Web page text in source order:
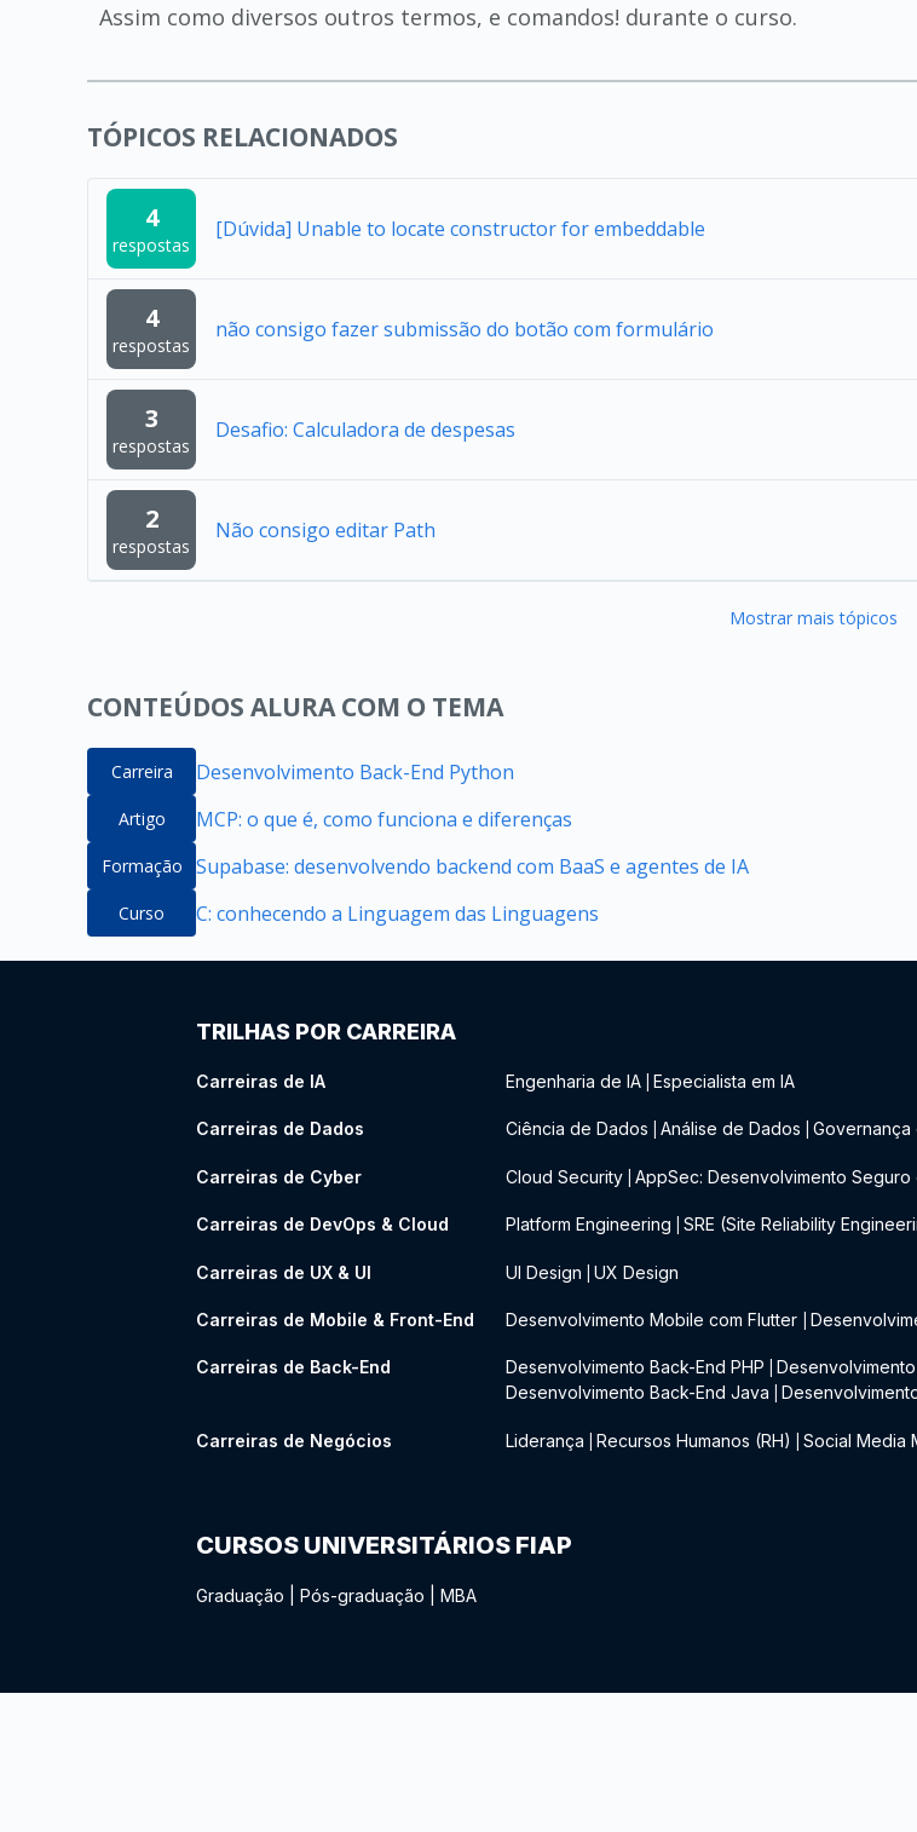
Assim como diversos outros termos, e comandos! durante o curso.
TÓPICOS RELACIONADOS
4
respostas
[Dúvida] Unable to locate constructor for embeddable
4
respostas
não consigo fazer submissão do botão com formulário
3
respostas
Desafio: Calculadora de despesas
2
respostas
Não consigo editar Path
Mostrar mais tópicos
CONTEÚDOS ALURA COM O TEMA
Carreira Desenvolvimento Back-End Python
Artigo MCP: o que é, como funciona e diferenças
Formação Supabase: desenvolvendo backend com BaaS e agentes de IA
Curso C: conhecendo a Linguagem das Linguagens
TRILHAS POR CARREIRA
Carreiras de IA Engenharia de IA Especialista em IA
Carreiras de Dados Ciência de Dados Análise de Dados Governança
Carreiras de Cyber Cloud Security AppSec: Desenvolvimento
Carreiras de DevOps & Cloud Platform Engineering SRE (Site Reliability
Carreiras de UX & UI UI Design UX Design
Carreiras de Mobile & Front-End Desenvolvimento Mobile com Flutter
Carreiras de Back-End Desenvolvimento Back-End PHP
Desenvolvimento Back-End Java
Carreiras de Negócios Liderança Recursos Humanos (RH) Social Media
CURSOS UNIVERSITÁRIOS FIAP
Graduação Pós-graduação MBA